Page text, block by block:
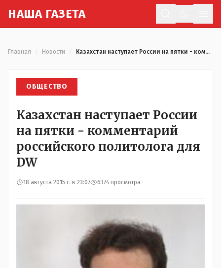
НАША ГАЗЕТА
Главная Новости Казахстан наступает России на пятки - комментарий российского политолога для DW
ОБЩЕСТВО
Казахстан наступает России
на пятки - комментарий
российского политолога для
DW
18 августа 2015 г. в 23:07 6374 просмотра